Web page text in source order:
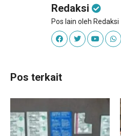
Redaksi
Pos lain oleh Redaksi
Pos terkait